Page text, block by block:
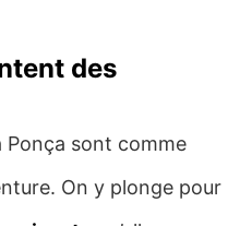
des
Ponça sont comme
On y plonge pour